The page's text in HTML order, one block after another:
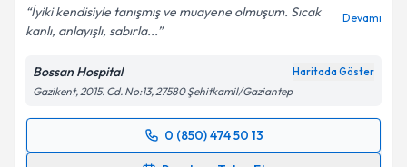
İyiki kendisiyle tanışmış ve muayene olmuşum. Sıcak
kanlı, anlayışlı, sabırla...
Devamı
Bossan Hospital Haritada Göster
Gazikent, 2015. Cd. No:13, 27580 Şehitkamil/Gaziantep
0 (850) 474 50 13
Randevu Takvimi Talebi